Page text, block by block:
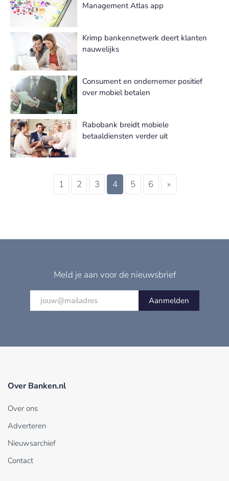
Management Atlas app
Krimp bankennetwerk deert klanten
nauwelijks
Consument en ondernemer positief
over mobiel betalen
Rabobank breidt mobiele
betaaldiensten verder uit
1 2 3 4 5 6 »
Meld je aan voor de nieuwsbrief
Aanmelden
Over Banken.nl
Over ons
Adverteren
Nieuwsarchief
Contact